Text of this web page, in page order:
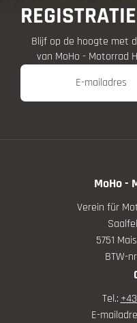
Blijf op de hoogte met
van MoHo - Motorrad
E-mailadres
MoHo -
Verein für
5751
BTW-
Tel.:
E-